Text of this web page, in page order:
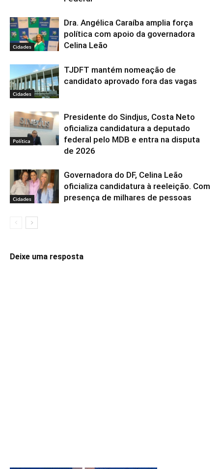
Cidades
Dra. Angélica Caraíba amplia força
política com apoio da governadora
Celina Leão
Cidades
TJDFT mantém nomeação de
candidato aprovado fora das vagas
Política
Presidente do Sindjus, Costa Neto
oficializa candidatura a deputado
federal pelo MDB e entra na disputa
de 2026
Cidades
Governadora do DF, Celina Leão
oficializa candidatura à reeleição. Com
presença de milhares de pessoas
Deixe uma resposta